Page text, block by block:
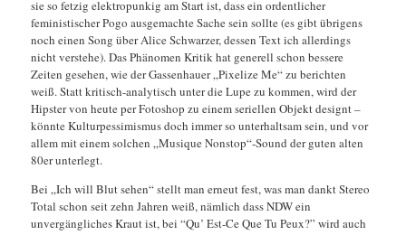
sie so fetzig elektropunkig am Start ist, dass ein ordentlicher
feministischer Pogo ausgemachte Sache sein sollte (es gibt übrigens
noch einen Song über Alice Schwarzer, dessen Text ich allerdings
nicht verstehe). Das Phänomen Kritik hat generell schon bessere
Zeiten gesehen, wie der Gassenhauer „Pixelize Me“ zu berichten
weiß. Statt kritisch-analytisch unter die Lupe zu kommen, wird der
Hipster von heute per Fotoshop zu einem seriellen Objekt designt –
könnte Kulturpessimismus doch immer so unterhaltsam sein, und vor
allem mit einem solchen „Musique Nonstop“-Sound der guten alten
80er unterlegt.
Bei „Ich will Blut sehen“ stellt man erneut fest, was man dankt Stereo
Total schon seit zehn Jahren weiß, nämlich dass NDW ein
unvergängliches Kraut ist, bei “Qu’ Est-Ce Que Tu Peux?” wird auch